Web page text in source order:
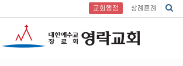
교회행정 상례혼례